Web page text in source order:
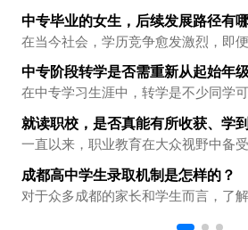
中专毕业的女生，后续发展路径有
中专阶段转学是否需重新从起始年
成都高中学生录取机制是怎样的？